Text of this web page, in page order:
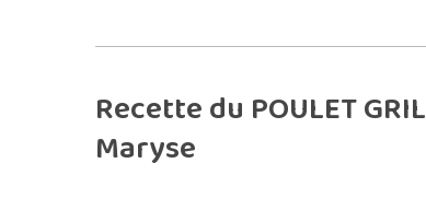
Recette du POULET
Maryse